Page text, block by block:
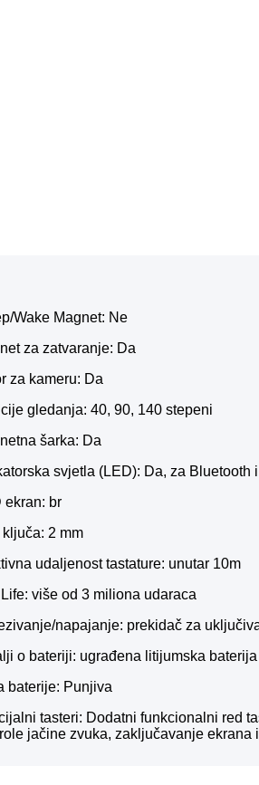
Wake Magnet: Ne
za zatvaranje: Da
za kameru: Da
gledanja: 40, 90, 140 stepeni
šarka: Da
svjetla (LED): Da, za Bluetooth
ekran: br
ključa: 2 mm
udaljenost tastature: unutar 10m
više od 3 miliona udaraca
napajanje: prekidač za
o bateriji: ugrađena litijumska baterija
baterije: Punjiva
tasteri: Dodatni funkcionalni red
jačine zvuka, zaključavanje ekrana